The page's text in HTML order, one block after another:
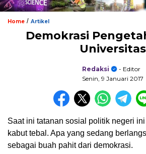
Home / Artikel
Demokrasi
Universitas
Redaksi
- Editor
Senin, 9 Januari 2017
Saat ini tatanan sosial politik negeri
kabut tebal. Apa yang sedang
sebagai buah pahit dari demokrasi.